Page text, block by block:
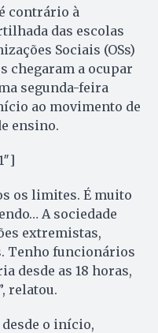
contrário à
das escolas
Sociais (OSs)
chegaram a ocupar
segunda-feira
ao movimento de
ensino.
os limites. É muito
A sociedade
extremistas,
Tenho funcionários
desde as 18 horas,
relatou.
o início,